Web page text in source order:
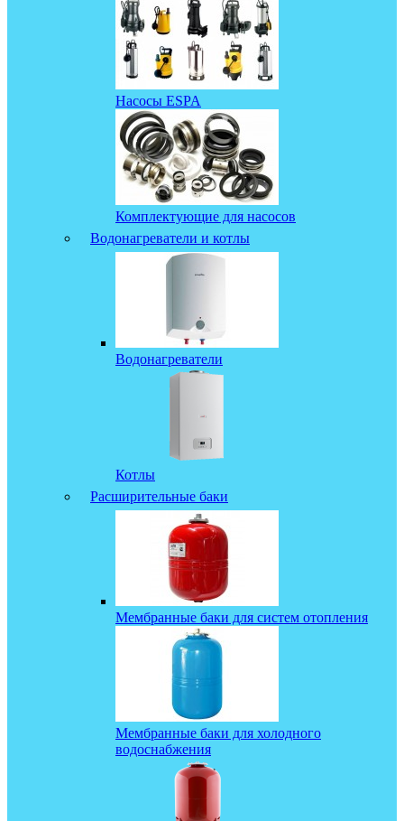
Насосы ESPA
Комплектующие для насосов
Водонагреватели и котлы
Водонагреватели
Котлы
Расширительные баки
Мембранные баки для систем отопления
Мембранные баки для холодного
водоснабжения